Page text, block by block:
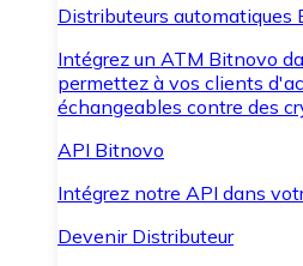
Distributeurs automatiques
Intégrez un ATM Bitnovo
permettez à vos clients
échangeables contre des
API Bitnovo
Intégrez notre API dans
Devenir Distributeur